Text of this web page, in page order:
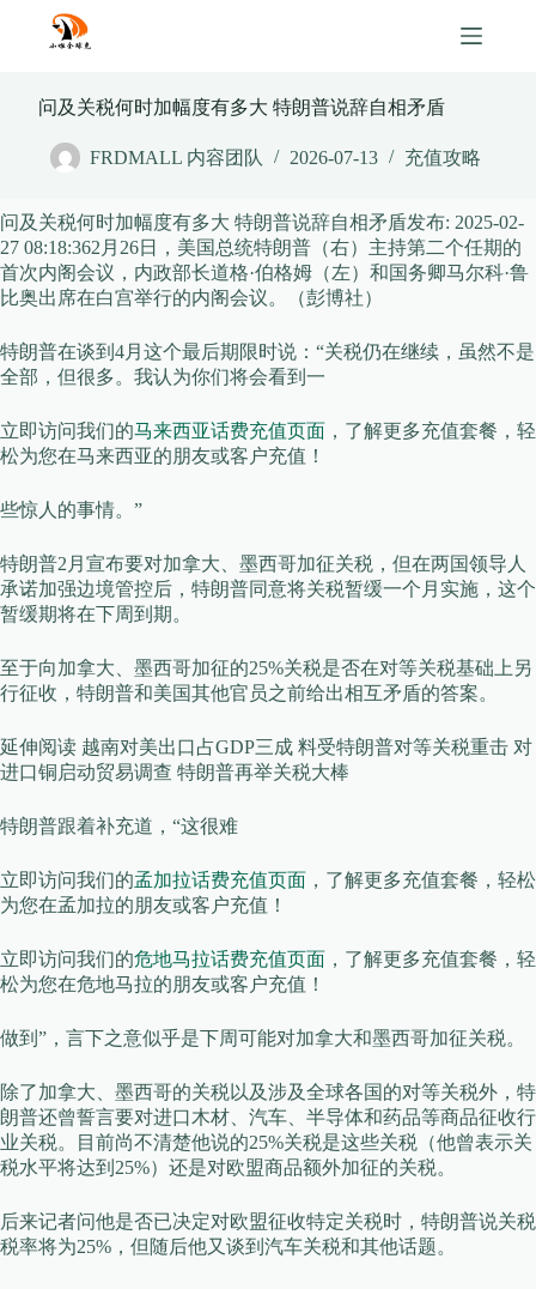
content
问及关税何时加幅度有多大 特朗普说辞自相矛盾
FRDMALL 内容团队 2026-07-13 充值攻略
问及关税何时加幅度有多大 特朗普说辞自相矛盾发布: 2025-02-
27 08:18:362月26日，美国总统特朗普（右）主持第二个任期的
首次内阁会议，内政部长道格·伯格姆（左）和国务卿马尔科·鲁
比奥出席在白宫举行的内阁会议。（彭博社）
特朗普在谈到4月这个最后期限时说：“关税仍在继续，虽然不是
全部，但很多。我认为你们将会看到一
立即访问我们的马来西亚话费充值页面 ，了解更多充值套餐，轻
松为您在马来西亚的朋友或客户充值！
些惊人的事情。”
特朗普2月宣布要对加拿大、墨西哥加征关税，但在两国领导人
承诺加强边境管控后，特朗普同意将关税暂缓一个月实施，这个
暂缓期将在下周到期。
至于向加拿大、墨西哥加征的25%关税是否在对等关税基础上另
行征收，特朗普和美国其他官员之前给出相互矛盾的答案。
延伸阅读 越南对美出口占GDP三成 料受特朗普对等关税重击 对
进口铜启动贸易调查 特朗普再举关税大棒
特朗普跟着补充道，“这很难
立即访问我们的孟加拉话费充值页面 ，了解更多充值套餐，轻松
为您在孟加拉的朋友或客户充值！
立即访问我们的危地马拉话费充值页面 ，了解更多充值套餐，轻
松为您在危地马拉的朋友或客户充值！
做到”，言下之意似乎是下周可能对加拿大和墨西哥加征关税。
除了加拿大、墨西哥的关税以及涉及全球各国的对等关税外，特
朗普还曾誓言要对进口木材、汽车、半导体和药品等商品征收行
业关税。目前尚不清楚他说的25%关税是这些关税（他曾表示关
税水平将达到25%）还是对欧盟商品额外加征的关税。
后来记者问他是否已决定对欧盟征收特定关税时，特朗普说关税
税率将为25%，但随后他又谈到汽车关税和其他话题。